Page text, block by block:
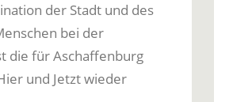
der Stadt und des
bei der
die für Aschaffenburg
und Jetzt wieder